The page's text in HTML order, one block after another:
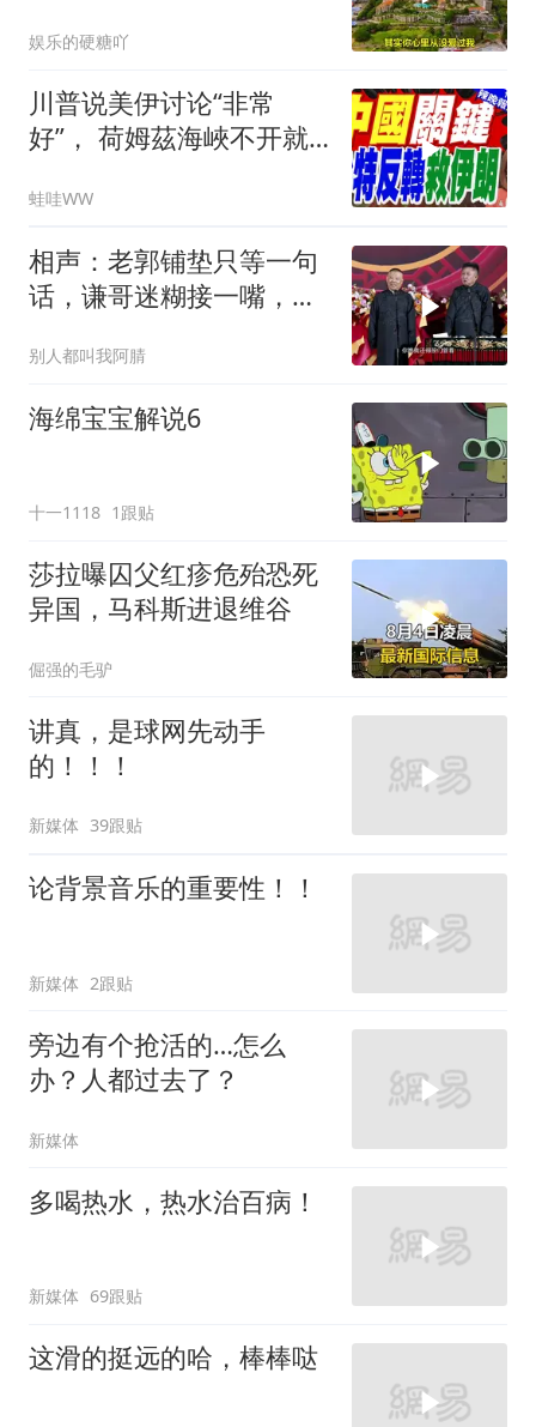
娱乐的硬糖吖
川普说美伊讨论“非常
好”， 荷姆茲海峽不开就
谢寒冰｜辣晚报20260805
蛙哇WW
相声：老郭铺垫只等一句
话，谦哥迷糊接一嘴，包
别人都叫我阿腈
海绵宝宝解说6
十一1118 1跟贴
莎拉曝囚父红疹危殆恐死
异国，马科斯进退维谷
倔强的毛驴
讲真，是球网先动手
的！！！
新媒体 39跟贴
论背景音乐的重要性！！
新媒体 2跟贴
旁边有个抢活的…怎么
办？人都过去了？
新媒体
多喝热水，热水治百病！
新媒体 69跟贴
这滑的挺远的哈，棒棒哒